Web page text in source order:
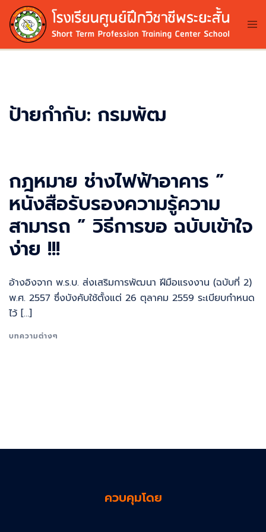
Skip
content
ป้ายกำกับ: กรมพัฒ
กฎหมาย ช่างไฟฟ้าอาคาร ”
หนังสือรับรองความรู้ความ
สามารถ ” วิธีการขอ ฉบับเข้าใจ
ง่าย !!!
อ้างอิงจาก พ.ร.บ. ส่งเสริมการพัฒนา ฝีมือแรงงาน (ฉบับที่ 2)
พ.ศ. 2557 ซึ่งบังคับใช้ตั้งแต่ 26 ตุลาคม 2559 ระเบียบกำหนด
ไว้ […]
บทความต่างๆ
ควบคุมโดย